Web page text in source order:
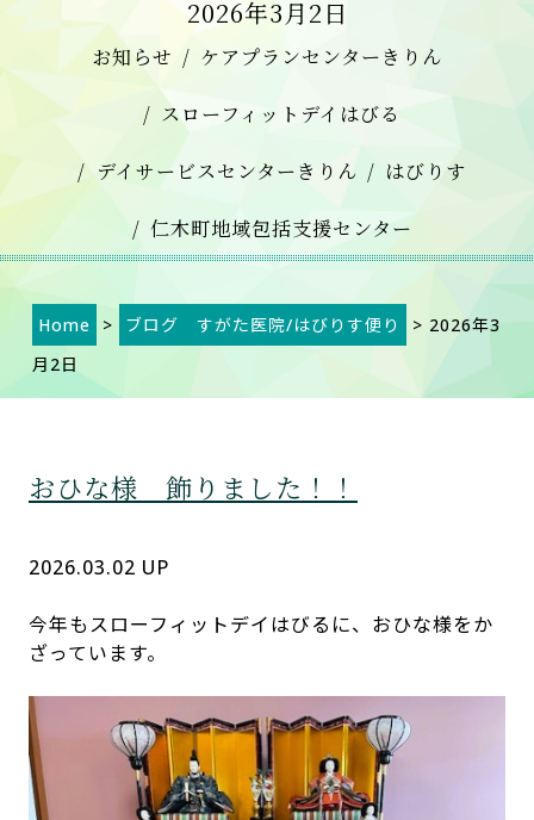
2026年3月2日
お知らせ
ケアプランセンターきりん
スローフィットデイはびる
デイサービスセンターきりん
はびりす
仁木町地域包括支援センター
Home > ブログ すがた医院/はびりす便り
> 2026年3
月2日
おひな様 飾りました！！
2026.03.02 UP
今年もスローフィットデイはびるに、おひな様をか
ざっています。